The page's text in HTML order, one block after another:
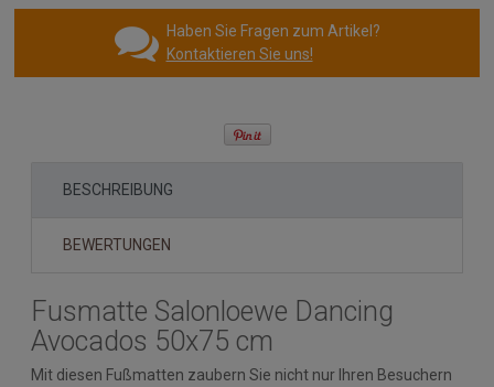
Haben Sie Fragen zum Artikel?
Kontaktieren Sie uns!
BESCHREIBUNG
BEWERTUNGEN
Fusmatte Salonloewe Dancing
Avocados 50x75 cm
Mit diesen Fußmatten zaubern Sie nicht nur Ihren Besuchern